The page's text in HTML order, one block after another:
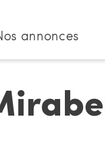
annonces